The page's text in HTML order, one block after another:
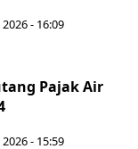
- 16:09
Pajak Air
- 15:59